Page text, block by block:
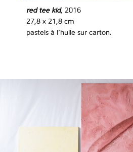
red tee kid, 2016
27,8 x 21,8 cm
pastels à l’huile sur carton.